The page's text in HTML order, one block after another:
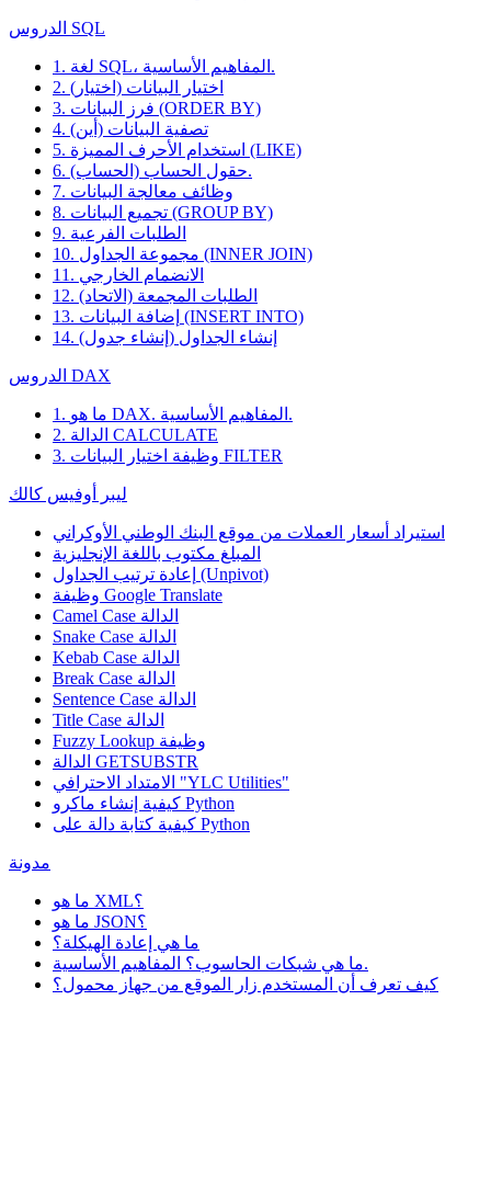
الدروس SQL
1. لغة SQL، المفاهيم الأساسية.
2. اختيار البيانات (اختيار)
3. فرز البيانات (ORDER BY)
4. تصفية البيانات (أين)
5. استخدام الأحرف المميزة (LIKE)
6. حقول الحساب (الحساب).
7. وظائف معالجة البيانات
8. تجميع البيانات (GROUP BY)
9. الطلبات الفرعية
10. مجموعة الجداول (INNER JOIN)
11. الانضمام الخارجي
12. الطلبات المجمعة (الاتحاد)
13. إضافة البيانات (INSERT INTO)
14. إنشاء الجداول (إنشاء جدول)
الدروس DAX
1. ما هو DAX. المفاهيم الأساسية.
2. الدالة CALCULATE
3. وظيفة اختيار البيانات FILTER
ليبر أوفيس كالك
استيراد أسعار العملات من موقع البنك الوطني الأوكراني
المبلغ مكتوب باللغة الإنجليزية
إعادة ترتيب الجداول (Unpivot)
Google Translate
Camel Case الدالة
Snake Case الدالة
Kebab Case الدالة
Break Case الدالة
Sentence Case الدالة
Title Case الدالة
Fuzzy Lookup وظيفة
الدالة GETSUBSTR
الامتداد الاحترافي "YLC Utilities"
كيفية إنشاء ماكرو Python
كيفية كتابة دالة على Python
مدونة
ما هو XML؟
ما هو JSON؟
ما هي إعادة الهيكلة؟
ما هي شبكات الحاسوب؟ المفاهيم الأساسية.
كيف تعرف أن المستخدم زار الموقع من جهاز محمول؟